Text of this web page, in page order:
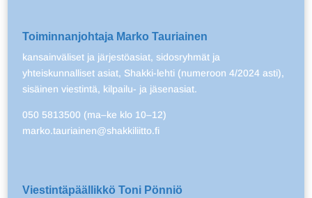
Toiminnanjohtaja Marko Tauriainen
kansainväliset ja järjestöasiat, sidosryhmät ja
yhteiskunnalliset asiat, Shakki-lehti (numeroon 4/2024 asti),
sisäinen viestintä, kilpailu- ja jäsenasiat.
050 5813500 (ma–ke klo 10–12)
marko.tauriainen@shakkiliitto.fi
Viestintäpäällikkö Toni Pönniö